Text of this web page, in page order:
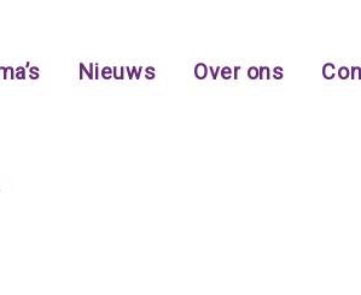
Nieuws Over ons